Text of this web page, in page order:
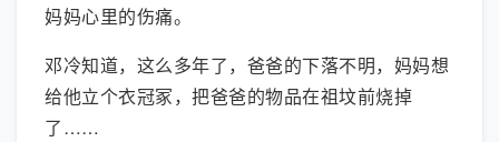
妈妈心里的伤痛。
邓冷知道，这么多年了，爸爸的下落不明，妈妈想
给他立个衣冠冢，把爸爸的物品在祖坟前烧掉
了……